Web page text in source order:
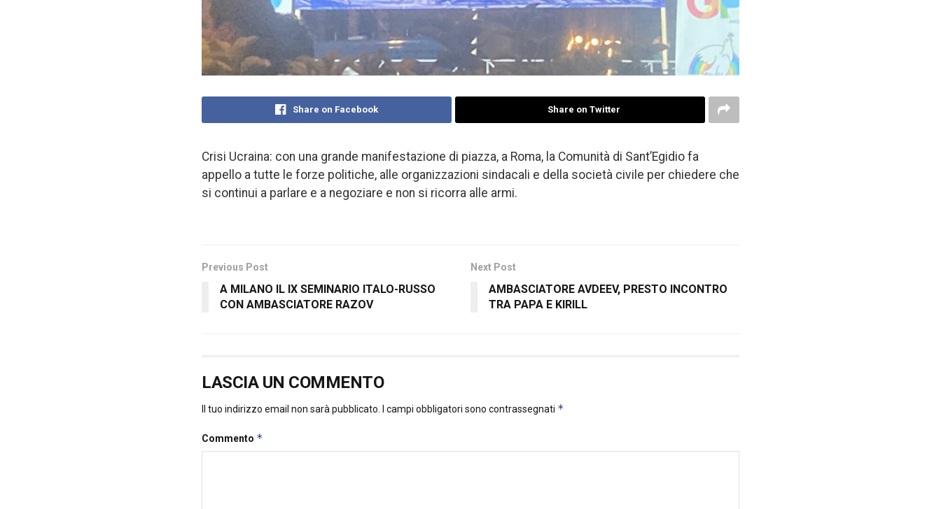
Share on Facebook Share on Twitter
Crisi Ucraina: con una grande manifestazione di piazza, a Roma, la Comunità di Sant’Egidio fa
appello a tutte le forze politiche, alle organizzazioni sindacali e della società civile per chiedere che
si continui a parlare e a negoziare e non si ricorra alle armi.
Previous Post
A MILANO IL IX SEMINARIO ITALO-RUSSO
CON AMBASCIATORE RAZOV
Next Post
AMBASCIATORE AVDEEV, PRESTO INCONTRO
TRA PAPA E KIRILL
LASCIA UN COMMENTO
Il tuo indirizzo email non sarà pubblicato. I campi obbligatori sono contrassegnati *
Commento *